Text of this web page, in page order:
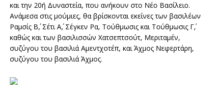
και την 20ή Δυναστεία, που ανήκουν στο Νέο Βασίλειο.
Ανάμεσα στις μούμιες, θα βρίσκονται εκείνες των βασιλέων
Ραμσίς Β΄, Σέτι Α΄, Σέγκεν Ρα, Τούθμωσις και Τούθμωσις Γ΄,
καθώς και των βασιλισσών Χατσεπτσούτ, Μεριταμέν,
συζύγου του βασιλιά Αμεντχοτέπ, και Άχμος Νεφερτάρη,
συζύγου του βασιλιά Άχμος.